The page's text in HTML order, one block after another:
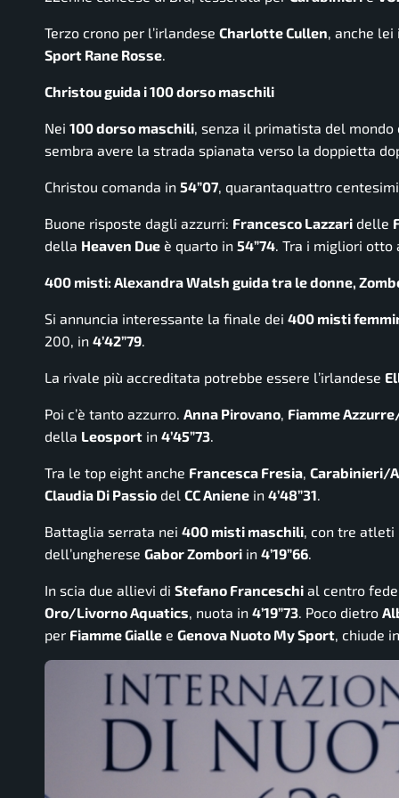
Terzo crono per l’irlandese Charlotte Cullen , anche
Sport Rane Rosse
Christou guida i 100 dorso maschili
Nei 100 dorso maschili , senza il primatista del
sembra avere la strada spianata verso la doppietta
Christou comanda in 54”07 , quarantaquattro
Buone risposte dagli azzurri: Francesco Lazzari delle
della Heaven Due è quarto in 54”74 . Tra i migliori
400 misti: Alexandra Walsh guida tra le donne,
Si annuncia interessante la finale dei 400 misti
200, in 4’42”79
La rivale più accreditata potrebbe essere l’irlandese
Poi c’è tanto azzurro. Anna Pirovano Fiamme
della Leosport in 4’45”73
Tra le top eight anche Francesca Fresia Carabinieri/
Claudia Di Passio del CC Aniene in 4’48”31
Battaglia serrata nei 400 misti maschili , con tre
dell’ungherese Gabor Zombori in 4’19”66
In scia due allievi di Stefano Franceschi al centro
Oro/Livorno Aquatics , nuota in 4’19”73 . Poco dietro
per Fiamme Gialle e Genova Nuoto My Sport , chiude